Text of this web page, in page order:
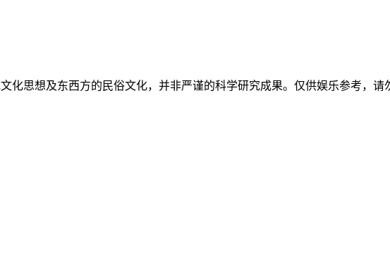
化思想及东西方的民俗文化，并非严谨的科学研究成果。仅供娱乐参考，请